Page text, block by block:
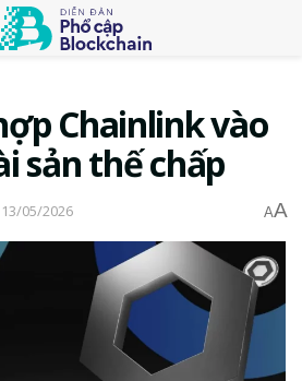
Chainlink vào
sản thế chấp
13/05/2026 AA